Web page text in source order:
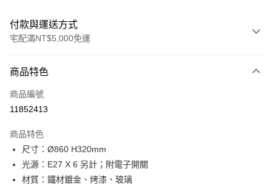
付款與運送方式
宅配滿NT$5,000免運
信用卡一次付款
LINE Pay
街口支付
悠遊付
商品特色
商品編號
11852413
商品特色
尺寸：Ø860 H320mm
光源：E27 X 6 另計；附電子開關
材質：鐵材鍍金、烤漆、玻璃